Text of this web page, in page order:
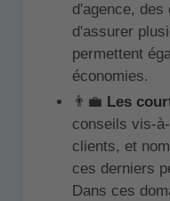
d'agence,
d'assurer
permettent
économies.
👨‍💼 Les
conseils vis-
clients, et
ces derniers
Dans ces